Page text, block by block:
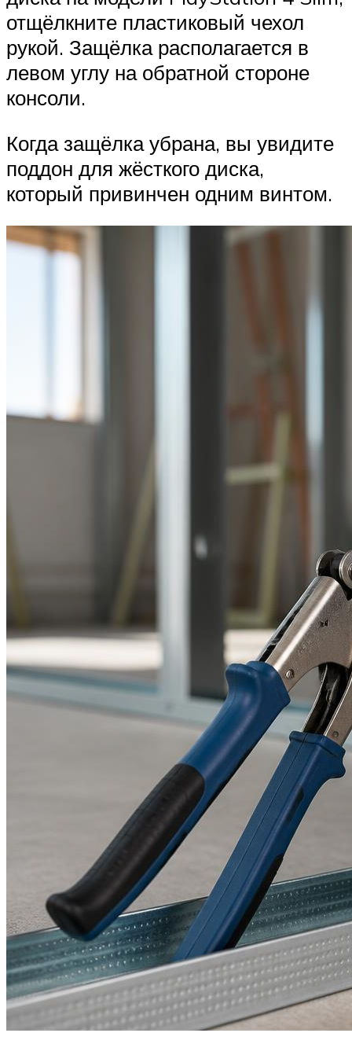
отщёлкните пластиковый чехол
рукой. Защёлка располагается в
левом углу на обратной стороне
консоли.
Когда защёлка убрана, вы увидите
поддон для жёсткого диска,
который привинчен одним винтом.